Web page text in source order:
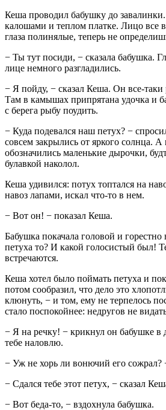
Кеша проводил бабушку до
калошами и теплом платке. Лицо все
глаза полинялые, теперь не
− Ты тут посиди, − сказала бабушка.
лице немного разгладились.
− Я пойду, − сказал Кеша. Он все-таки
Там в камышах припрятана удочка и
с берега рыбу поудить.
− Куда подевался наш петух? −
совсем закрылись от яркого солнца. А
обозначились маленькие дырочки,
булавкой наколол.
Кеша удивился: потух топтался на
навоз лапами, искал что-то в нем.
− Вот он! − показал Кеша.
Бабушка покачала головой и
петуха то? И какой голосистый был!
встречаются.
Кеша хотел было поймать петуха и
потом сообразил, что дело это
клюнуть, − и том, ему не терпелось
стало поспокойнее: недругов не
− Я на речку! − крикнул он бабушке в
тебе наловлю.
− Уж не хорь ли вонючий его сожрал?
− Сдался тебе этот петух, − сказал
− Вот беда-то, − вздохнула бабушка.